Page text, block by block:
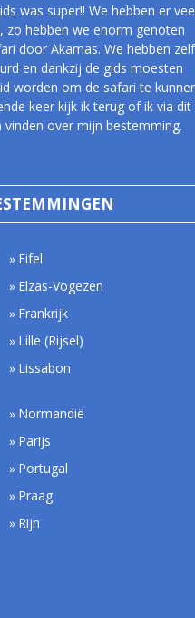
was super!! We hebben er
zo hebben we enorm genoten
door Akamas. We hebben zelf
en dankzij de gids moesten
worden om de safari te
keer kijk ik terug of ik via dit
vinden over mijn bestemming.
Eifel
Elzas-Vogezen
Frankrijk
Lille (Rijsel)
Lissabon
Normandië
Parijs
Portugal
Praag
Rijn